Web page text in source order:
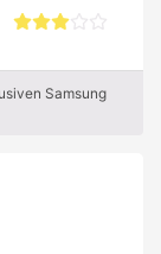
Samsung